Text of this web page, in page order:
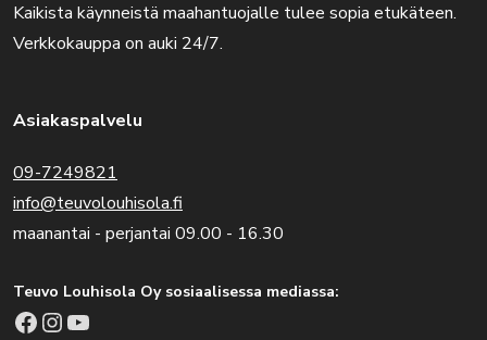
Kaikista käynneistä maahantuojalle tulee sopia etukäteen.
Verkkokauppa on auki 24/7.
Asiakaspalvelu
09-7249821
info@teuvolouhisola.fi
maanantai - perjantai 09.00 - 16.30
Teuvo Louhisola Oy sosiaalisessa mediassa:
Facebook Instagram YouTube